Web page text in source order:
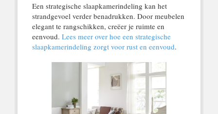
Een strategische slaapkamerindeling kan het
strandgevoel verder benadrukken. Door meubelen
elegant te rangschikken, creëer je ruimte en
eenvoud. Lees meer over hoe een strategische
slaapkamerindeling zorgt voor rust en eenvoud.